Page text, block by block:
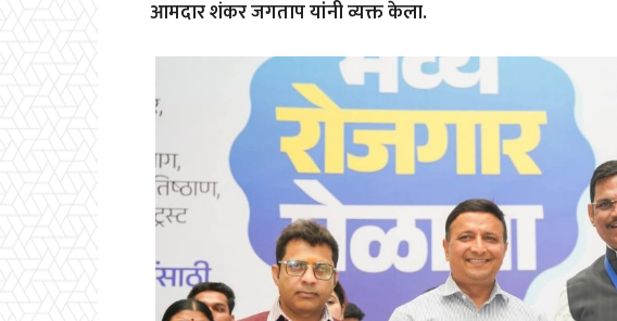
आमदार शंकर जगताप यांनी व्यक्त केला.